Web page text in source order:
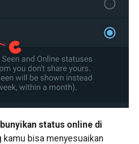
status online di
kamu bisa menyesuaikan